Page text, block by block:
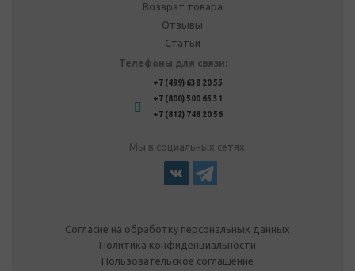
Возврат товара
Отзывы
Статьи
Телефоны для связи:
+7 (499) 638 20 55
+7 (800) 500 65 31
+7 (812) 748 20 56
Мы в социальных сетях:
Согласие на обработку персональных данных
Политика конфиденциальности
Пользовательское соглашение